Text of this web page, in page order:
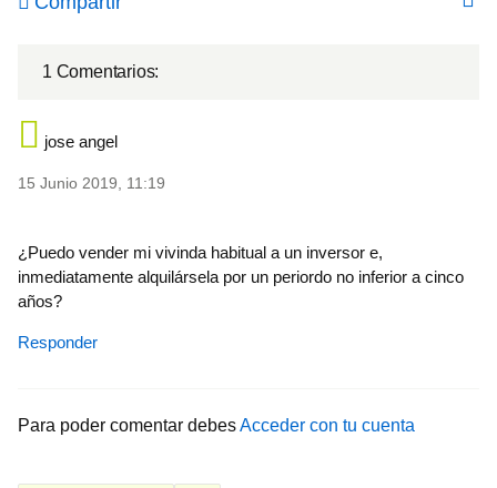
1 Comentarios:
jose angel
15 Junio 2019, 11:19
¿Puedo vender mi vivinda habitual a un inversor e,
inmediatamente alquilársela por un periordo no inferior a cinco
años?
Responder
Para poder comentar debesAcceder con tu cuenta